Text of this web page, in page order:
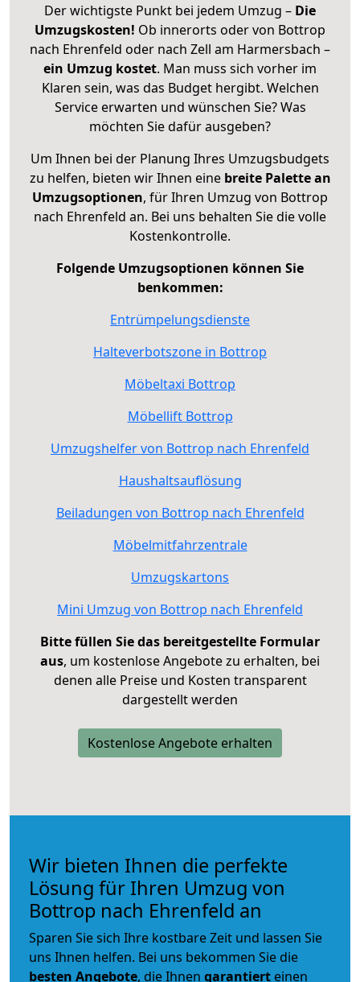
Der wichtigste Punkt bei jedem Umzug – Die
Umzugskosten! Ob innerorts oder von Bottrop
nach Ehrenfeld oder nach Zell am Harmersbach –
ein Umzug kostet. Man muss sich vorher im
Klaren sein, was das Budget hergibt. Welchen
Service erwarten und wünschen Sie? Was
möchten Sie dafür ausgeben?
Um Ihnen bei der Planung Ihres Umzugsbudgets
zu helfen, bieten wir Ihnen eine breite Palette an
Umzugsoptionen, für Ihren Umzug von Bottrop
nach Ehrenfeld an. Bei uns behalten Sie die volle
Kostenkontrolle.
Folgende Umzugsoptionen können Sie
benkommen:
Entrümpelungsdienste
Halteverbotszone in Bottrop
Möbeltaxi Bottrop
Möbellift Bottrop
Umzugshelfer von Bottrop nach Ehrenfeld
Haushaltsauflösung
Beiladungen von Bottrop nach Ehrenfeld
Möbelmitfahrzentrale
Umzugskartons
Mini Umzug von Bottrop nach Ehrenfeld
Bitte füllen Sie das bereitgestellte Formular
aus, um kostenlose Angebote zu erhalten, bei
denen alle Preise und Kosten transparent
dargestellt werden
Kostenlose Angebote erhalten
Wir bieten Ihnen die perfekte
Lösung für Ihren Umzug von
Bottrop nach Ehrenfeld an
Sparen Sie sich Ihre kostbare Zeit und lassen Sie
uns Ihnen helfen. Bei uns bekommen Sie die
besten Angebote, die Ihnen garantiert einen